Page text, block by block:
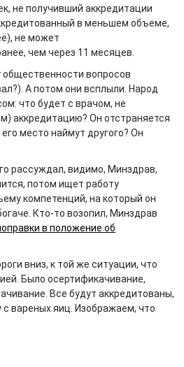
не получивший аккредитации
в меньшем объеме,
не может
чем через 11 месяцев.
общественности вопросов
А потом они всплыли. Народ
что будет с врачом, не
аккредитацию? Он отстраняется
место наймут другого? Он
рассуждал, видимо, Минздрав,
потом ищет работу
компетенций, на который он
Кто-то возопил, Минздрав
в положение об
вниз, к той же ситуации, что
Было осертификачивание,
Все будут аккредитованы,
с вареных яиц. Изображаем, что